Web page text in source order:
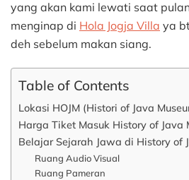
yang akan kami lewati saat
menginap di Hola Jogja Villa ya
deh sebelum makan siang.
Table of Contents
Lokasi HOJM (Histori of Java
Harga Tiket Masuk History of Java
Belajar Sejarah Jawa di History of
Ruang Audio Visual
Ruang Pameran